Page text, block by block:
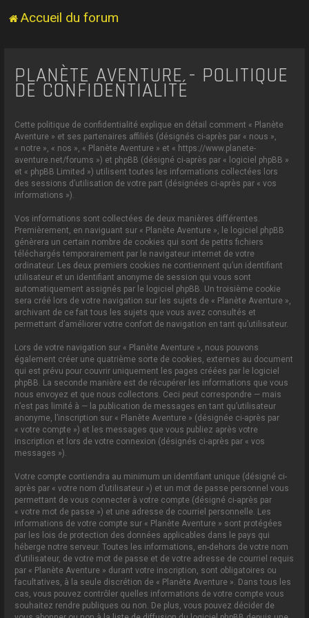
Accueil du forum
PLANÈTE AVENTURE - POLITIQUE
DE CONFIDENTIALITÉ
Cette politique de confidentialité explique en détail comment « Planète
Aventure » et ses partenaires affiliés (désignés ci-après par « nous »,
« notre », « nos », « Planète Aventure » et « https://www.planete-
aventure.net/forums ») et phpBB (désigné ci-après par « logiciel phpBB »
et « phpBB Limited ») utilisent toutes les informations collectées lors
des sessions d’utilisation de votre part (désignées ci-après par « vos
informations »).
Vos informations sont collectées de deux manières différentes.
Premièrement, en naviguant sur « Planète Aventure », le logiciel phpBB
génèrera un certain nombre de cookies qui sont de petits fichiers
téléchargés temporairement par le navigateur internet de votre
ordinateur. Les deux premiers cookies ne contiennent qu’un identifiant
utilisateur et un identifiant anonyme de session qui vous sont
automatiquement assignés par le logiciel phpBB. Un troisième cookie
sera créé lors de votre navigation sur les sujets de « Planète Aventure »,
archivant de ce fait tous les sujets que vous avez consultés et
permettant d’améliorer votre confort de navigation en tant qu’utilisateur.
Lors de votre navigation sur « Planète Aventure », nous pouvons
également créer une quatrième sorte de cookies, externes au document
qui est prévu pour couvrir uniquement les pages créées par le logiciel
phpBB. La seconde manière est de récupérer les informations que vous
nous envoyez et que nous collectons. Ceci peut correspondre — mais
n’est pas limité à — la publication de messages en tant qu’utilisateur
anonyme, l’inscription sur « Planète Aventure » (désignée ci-après par
« votre compte ») et les messages que vous publiez après votre
inscription et lors de votre connexion (désignés ci-après par « vos
messages »).
Votre compte contiendra au minimum un identifiant unique (désigné ci-
après par « votre nom d’utilisateur ») et un mot de passe personnel vous
permettant de vous connecter à votre compte (désigné ci-après par
« votre mot de passe ») et une adresse de courriel personnelle. Les
informations de votre compte sur « Planète Aventure » sont protégées
par les lois de protection des données applicables dans le pays qui
héberge notre serveur. Toutes les informations, en-dehors de votre nom
d’utilisateur, de votre mot de passe et de votre adresse de courriel requis
par « Planète Aventure » durant votre inscription, sont obligatoires ou
facultatives, à la seule discrétion de « Planète Aventure ». Dans tous les
cas, vous pouvez contrôler quelles informations de votre compte vous
souhaitez rendre publiques ou non. De plus, vous pouvez décider de